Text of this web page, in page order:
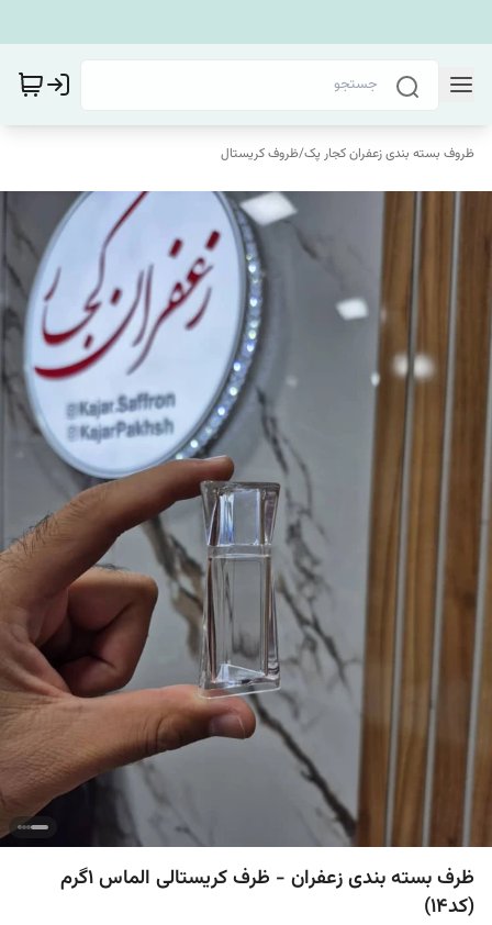
ظروف بسته بندی زعفران کجار پک/ظروف کریستال
ظرف بسته بندی زعفران - ظرف کریستالی الماس 1گرم
(کد14)